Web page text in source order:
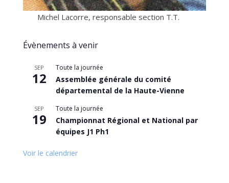
Michel Lacorre, responsable section T.T.
Évènements à venir
SEP
12
Toute la journée
Assemblée générale du comité
départemental de la Haute-Vienne
SEP
19
Toute la journée
Championnat Régional et National par
équipes J1 Ph1
Voir le calendrier